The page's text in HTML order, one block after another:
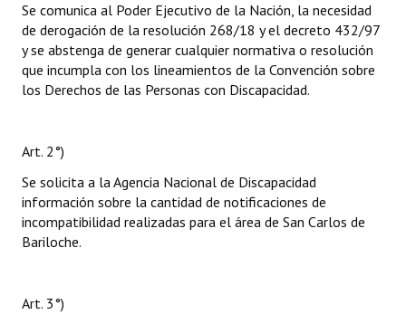
Se comunica al Poder Ejecutivo de la Nación, la necesidad
de derogación de la resolución 268/18 y el decreto 432/97
y se abstenga de generar cualquier normativa o resolución
que incumpla con los lineamientos de la Convención sobre
los Derechos de las Personas con Discapacidad.
Art. 2°)
Se solicita a la Agencia Nacional de Discapacidad
información sobre la cantidad de notificaciones de
incompatibilidad realizadas para el área de San Carlos de
Bariloche.
Art. 3°)